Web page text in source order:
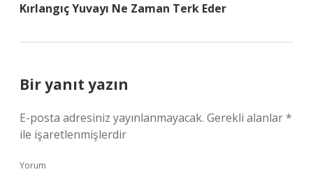
Kırlangıç Yuvayı Ne Zaman Terk Eder
Bir yanıt yazın
E-posta adresiniz yayınlanmayacak. Gerekli alanlar*
ile işaretlenmişlerdir
Yorum